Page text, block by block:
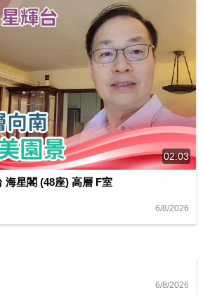
02:03
海星閣 (48座) 高層 F室
6/8/2026
6/8/2026